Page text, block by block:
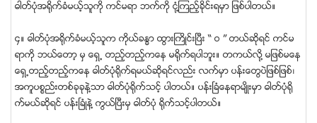
ဓါတ္ပံုအရိုက္ခံမယ့္သူကို ကင္မရာ ဘက္ကို ငံု႔ၾကည့္ခိုင္းရမွာ ျဖစ္ပါတယ္။
၄။ ဓါတ္ပံုအရုိက္ခံမယ့္သူက ကိုယ္ခႏၶာ ထြားႀကိဳင္းၿပီး “ ဝ ” တယ္ဆိုရင္ ကင္မ
ရာကို ဘယ္ေတာ့ မွ ေရွ႕ တည့္တည့္ကေန မရိုက္ရပါဘူး။ တကယ္လို႔ မျဖစ္မေန
ေရွ႕တည့္တည့္ကေန ဓါတ္ပံုရိုက္ရမယ္ဆိုရင္လည္း လက္မွာ ပန္းေတြပဲျဖစ္ျဖစ္၊
အကူပစၥည္းတစ္ခုခုနဲ႔သာ ဓါတ္ပံုရုိက္သင့္ ပါတယ္။ ပန္းၿခံေနရာမ်ိဳးမွာ ဓါတ္ပံုရုိ
က္မယ္ဆိုရင္ ပန္းၿခံဳနဲ႔ ကြယ္ၿပီးမွ ဓါတ္ပံု ရုိက္သင့္ပါတယ္။